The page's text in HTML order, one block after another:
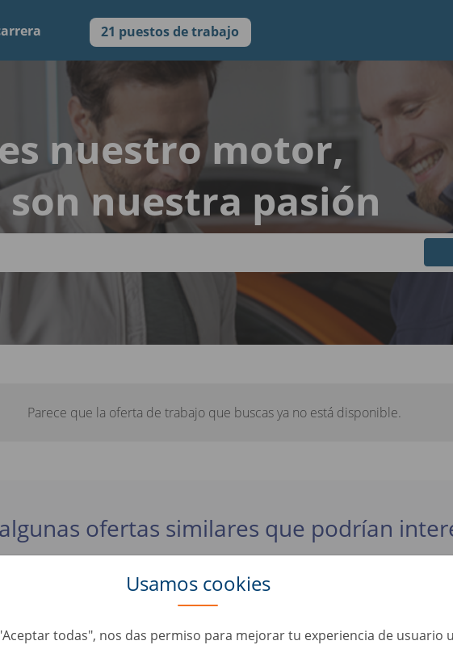
21 puestos de trabajo
Usamos cookies
todas", nos das permiso para mejorar tu experiencia de usuario
nuestro motor,
son nuestra pasión
Parece que la oferta de trabajo que buscas ya no está disponible.
ofertas similares que podrían